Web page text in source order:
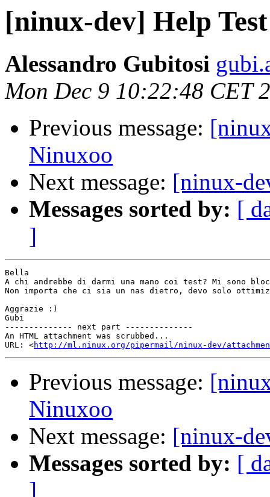
[ninux-dev] Help
Alessandro Gubitosi
Mon Dec 9 10:22:48 CET
Previous message:
Ninuxoo
Next message: [ninux-
Messages sorted by: [
]
Bella
A chi andrebbe di darmi una mano coi test? Mi sono
Non importa che ci sia un nas dietro, devo solo
Aggrazie :)
Gubi
-------------- next part --------------
An HTML attachment was scrubbed...
URL: <http://ml.ninux.org/pipermail/ninux-dev/
Previous message:
Ninuxoo
Next message: [ninux-
Messages sorted by: [
]